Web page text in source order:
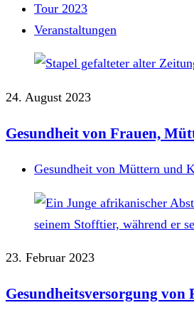
Tour 2023
Veranstaltungen
24. August 2023
Gesundheit von Frauen,
Gesundheit von Müttern und
23. Februar 2023
Gesundheitsversorgung